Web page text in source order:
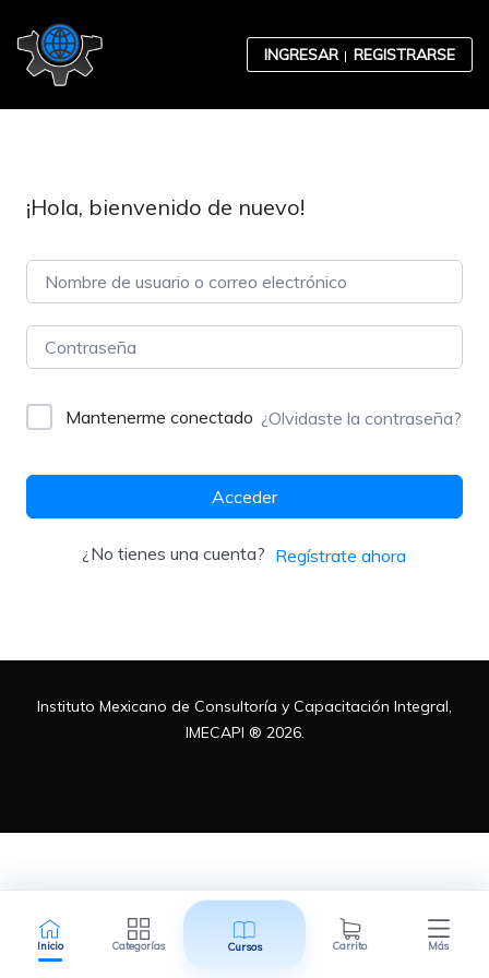
INGRESAR REGISTRARSE
Inicio Categorías Cursos Carrito Más
Contabilidad
Desarrollo Organizacional
Normatividad Mexicana
¡Hola, bienvenido de nuevo!
Mantenerme conectado ¿Olvidaste la contraseña?
Acceder
¿No tienes una cuenta? Regístrate ahora
Instituto Mexicano de Consultoría y Capacitación Integral,
IMECAPI ® 2026.